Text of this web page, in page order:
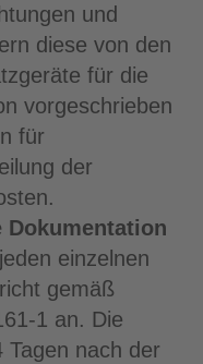
und
diese von den
für die
vorgeschrieben
für
der
Dokumentation
einzelnen
gemäß
1 an. Die
Tagen nach der